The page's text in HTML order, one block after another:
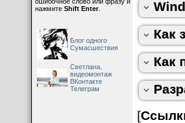
нажмите Shift Enter.
Блог одного
Сумасшествия
Светлана,
видеомонтаж
ВКонтакте
Телеграм
Как
2 .
Как
param (
echo
[